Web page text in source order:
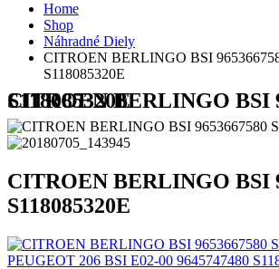
Home
Shop
Náhradné Diely
CITROEN BERLINGO BSI
S118085320E
CITROEN BERLINGO BSI 9653667580 S118085320E
CITROEN BERLINGO BSI
S118085320E
PEUGEOT 206 BSI E02-00 9645747480